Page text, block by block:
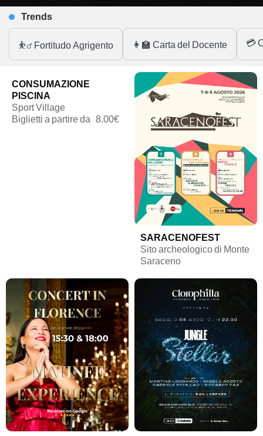
Trends
⛹️‍♂️ Fortitudo Agrigento 👩‍🏫 Carta del Docente 💳
CONSUMAZIONE
PISCINA
Sport Village
Biglietti a partire da 8.00€
SARACENOFEST
Sito archeologico di Monte
Saraceno